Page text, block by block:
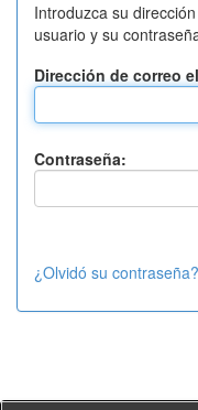
Introduzca su
usuario y su
Dirección de correo
Contraseña:
¿Olvidó su contraseña?